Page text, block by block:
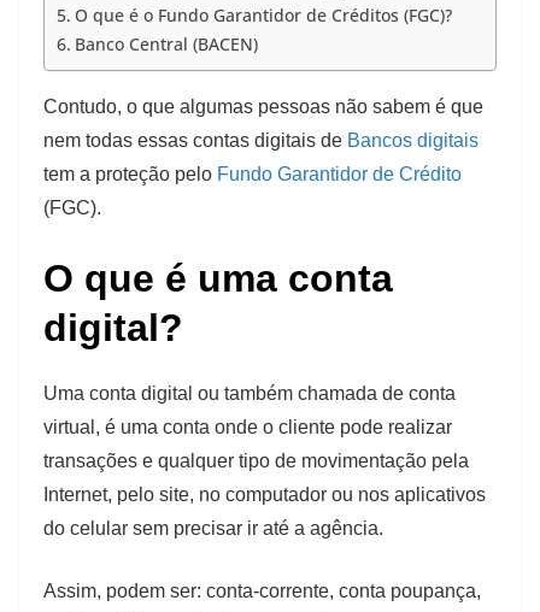
O que é o Fundo Garantidor de Créditos (FGC)?
Banco Central (BACEN)
Contudo, o que algumas pessoas não sabem é que
nem todas essas contas digitais de Bancos digitais
tem a proteção pelo Fundo Garantidor de Crédito
(FGC).
O que é uma conta
digital?
Uma conta digital ou também chamada de conta
virtual, é uma conta onde o cliente pode realizar
transações e qualquer tipo de movimentação pela
Internet, pelo site, no computador ou nos aplicativos
do celular sem precisar ir até a agência.
Assim, podem ser: conta-corrente, conta poupança,